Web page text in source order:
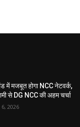
में मजबूत होगा NCC नेटवर्क,
से DG NCC की अहम चर्चा
2026